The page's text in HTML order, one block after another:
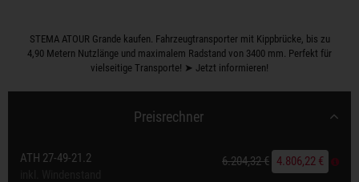
STEMA ATOUR Grande kaufen. Fahrzeugtransporter mit Kippbrücke, bis zu
4,90 Metern Nutzlänge und maximalem Radstand von 3400 mm. Perfekt für
vielseitige Transporte! ➤ Jetzt informieren!
Preisrechner
ATH 27-49-21.2 6.204,32 € 4.806,22 €